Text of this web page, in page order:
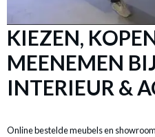
KIEZEN,
MEENEMEN
INTERIEUR &
Online bestelde meubels en